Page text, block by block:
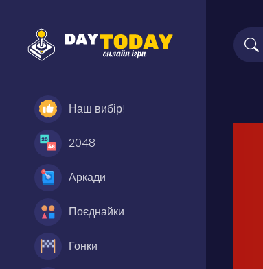
Наш вибір!
2048
Аркади
Поєднайки
Гонки